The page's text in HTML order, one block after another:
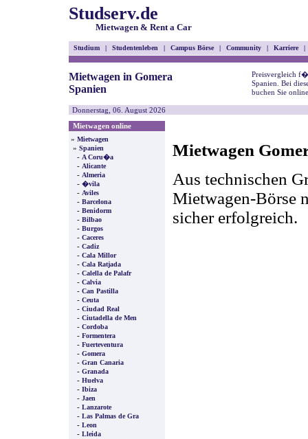
Studserv.de
Mietwagen & Rent a Car
Studium | Studentenleben | Campus Börse | Community | Karriere |
Mietwagen in Gomera
Spanien
Preisvergleich
Spanien. Bei
buchen Sie
Donnerstag, 06. August 2026
Mietwagen online
» Mietwagen
» Spanien
- A Coru�a
- Alicante
- Almeria
- �vila
- Aviles
- Barcelona
- Benidorm
- Bilbao
- Burgos
- Caceres
- Cadiz
- Cala Millor
- Cala Ratjada
- Calella de Palafr
- Calvia
- Can Pastilla
- Ceuta
- Ciudad Real
- Ciutadella de Men
- Cordoba
- Formentera
- Fuerteventura
- Gomera
- Gran Canaria
- Granada
- Huelva
- Ibiza
- Jaen
- Lanzarote
- Las Palmas de Gra
- Leon
- Lleida
Mietwagen
Aus technischen
Mietwagen-Börse
sicher erfolgreich.